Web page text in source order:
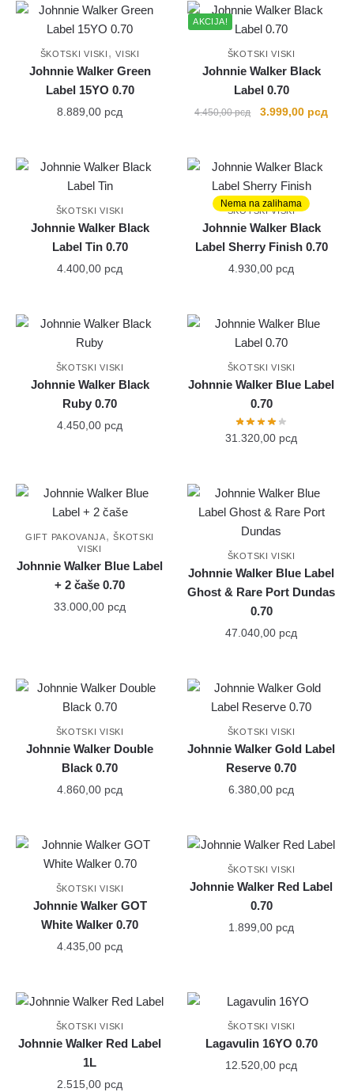
ŠKOTSKI VISKI ,VISKI
Johnnie Walker Green
Label 15YO 0.70
8.889,00 рсд
AKCIJA!
ŠKOTSKI VISKI
Johnnie Walker Black
Label 0.70
4.450,00рсд
Originalna
bila:
4.450,00 рсд.
3.999,00 рсд
ŠKOTSKI VISKI
Johnnie Walker Black
Label Tin 0.70
4.400,00 рсд
Nema na zalihama
ŠKOTSKI VISKI
Johnnie Walker Black
Label Sherry Finish 0.70
4.930,00 рсд
ŠKOTSKI VISKI
Johnnie Walker Black
Ruby 0.70
4.450,00 рсд
ŠKOTSKI VISKI
Johnnie Walker Blue Label
0.70
31.320,00 рсд
GIFT PAKOVANJA,ŠKOTSKI
VISKI
Johnnie Walker Blue Label
+ 2 čaše 0.70
33.000,00 рсд
ŠKOTSKI VISKI
Johnnie Walker Blue Label
Ghost & Rare Port Dundas
0.70
47.040,00 рсд
ŠKOTSKI VISKI
Johnnie Walker Double
Black 0.70
4.860,00 рсд
ŠKOTSKI VISKI
Johnnie Walker Gold Label
Reserve 0.70
6.380,00 рсд
ŠKOTSKI VISKI
Johnnie Walker GOT
White Walker 0.70
4.435,00 рсд
ŠKOTSKI VISKI
Johnnie Walker Red Label
0.70
1.899,00 рсд
ŠKOTSKI VISKI
Johnnie Walker Red Label
1L
2.515,00 рсд
ŠKOTSKI VISKI
Lagavulin 16YO 0.70
12.520,00 рсд